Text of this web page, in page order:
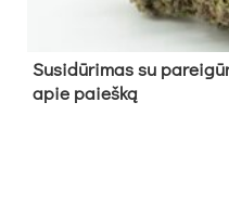
Su­si­dū­ri­mas su
apie paieš­ką